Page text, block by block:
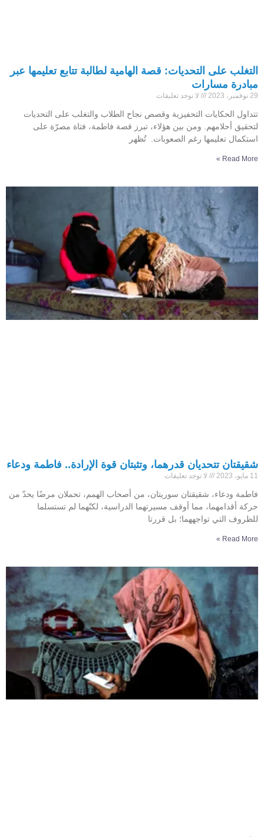
التغلب على التحديات: قصة الهامية لطالبة تتابع تعليمها عبر
مبادرة مسارات
29 نوفمبر، 2023 لا توجد تعليقات
تتداول الحكايات التحفيزية وقصص نجاح الطلاب والتغلب على التحديات
لتحقيق أحلامهم. ومن بين هؤلاء، تبرز قصة فاطمة، فتاة مصرّة على
استكمال تعليمها رغم الصعوبات. تُظهر
Read More »
شقيقتان تتحديان قدرهما، وتثبتان قوة الإرادة.. فاطمة ودعاء
11 مايو، 2023 لا توجد تعليقات
فاطمة ودعاء، شقيقتان سوريتان، من أصحاب الهمم، تحملان مرضًا يحدّ من
حركة أقدامهما، مما أوقف مسيرتهما الدراسية، لكنّهما لم تستسلما
للظروف التي تواجههما؛ بل قررتا
Read More »